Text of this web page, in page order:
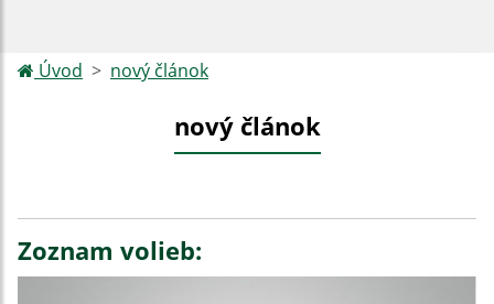
Úvod nový článok
nový článok
Zoznam volieb: